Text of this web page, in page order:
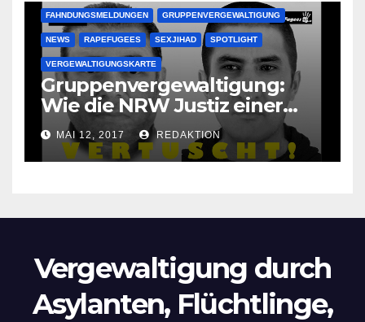
FAHNDUNGSMELDUNGEN GRUPPENVERGEWALTIGUNG
NEWS RAPEFUGEES SEXJIHAD SPOTLIGHT
VERGEWALTIGUNGSKARTE
Gruppenvergewaltigung:
Wie die NRW Justiz einer
Lokalzeitung verbietet diese
Bilder zu veröffentlichen
MAI 12, 2017 REDAKTION
Vergewaltigung durch
Asylanten, Flüchtlinge,